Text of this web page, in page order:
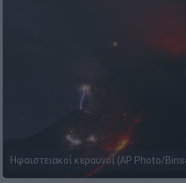
Ηφαιστειακοί κεραυνοί (AP Photo/